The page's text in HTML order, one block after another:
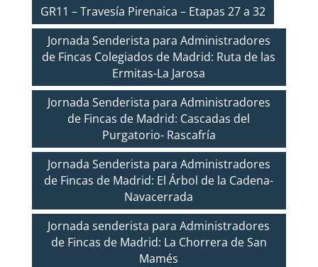
GR11 – Travesía Pirenaica – Etapas 27 a 32
Jornada Senderista para Administradores
de Fincas Colegiados de Madrid: Ruta de las
Ermitas-La Jarosa
Jornada Senderista para Administradores
de Fincas de Madrid: Cascadas del
Purgatorio- Rascafría
Jornada Senderista para Administradores
de Fincas de Madrid: El Árbol de la Cadena-
Navacerrada
Jornada senderista para Administradores
de Fincas de Madrid: La Chorrera de San
Mamés